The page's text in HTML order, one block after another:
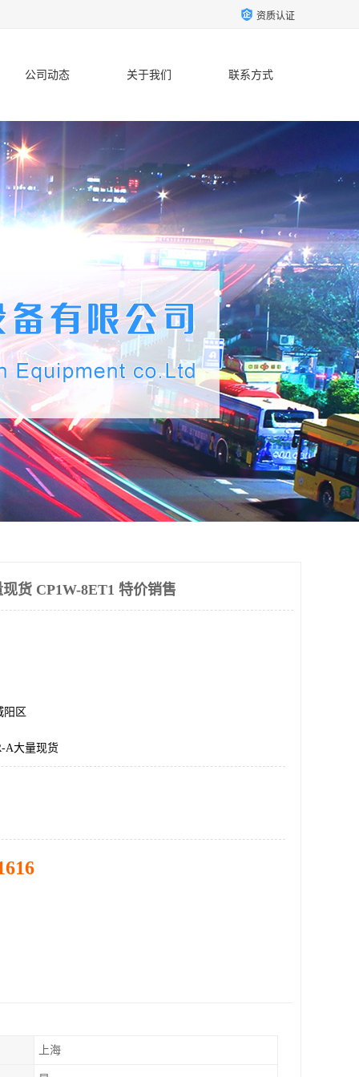
资质认证
公司动态 关于我们 联系方式
货 CP1W-8ET1 特价销售
阳区
A大量现货
上海